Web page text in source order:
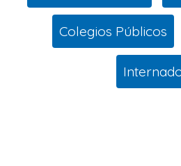
Colegios Públicos